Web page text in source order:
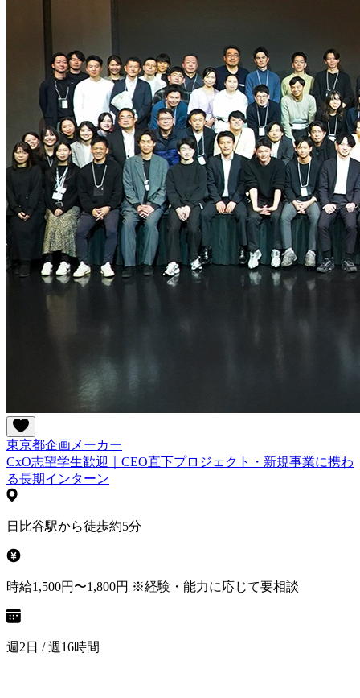
東京都企画 メーカー
CxO志望学生歓迎｜CEO直下プロジェクト・新規事業に携わ
る長期インターン
日比谷駅から徒歩約5分
時給1,500円〜1,800円 ※経験・能力に応じて要相談
週2日 / 週16時間